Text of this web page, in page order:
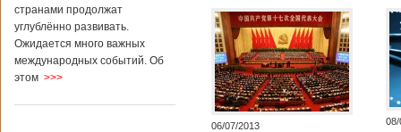
странами продолжат
углублённо развивать.
Ожидается много важных
международных событий. Об
этом >>>
06/07/2013 08/